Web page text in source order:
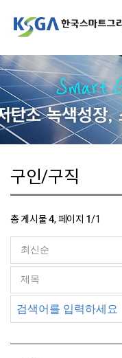
구인/구직
총 게시물4, 페이지 1/1